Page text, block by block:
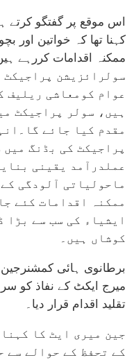
اس موقع پر گفتگو کرتے
کہنا تھا کہ خواتین اور
سولرائزیشن پراجیکٹ
عوام کومعاشی ریلیف
ہیں، سولر پراجیکٹ
مقدم کیا جائے
پراجیکٹ کی بڈنگ میں
عملدرآمد یقینی
ماحولیاتی آلودگی
ممکنہ اقدامات کئے
ایشیاء کی سب سے بڑا
کوشاں ہیں۔
برطانوی ہائی
میرج ایکٹ کے نفاذ کو
تقلید اقدام قرار دیا۔
جین میری ایٹ کا
کے تحفظ کے حوالے سے